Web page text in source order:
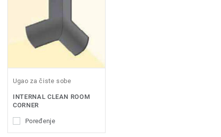
Ugao za čiste sobe
INTERNAL CLEAN ROOM
CORNER
Poređenje